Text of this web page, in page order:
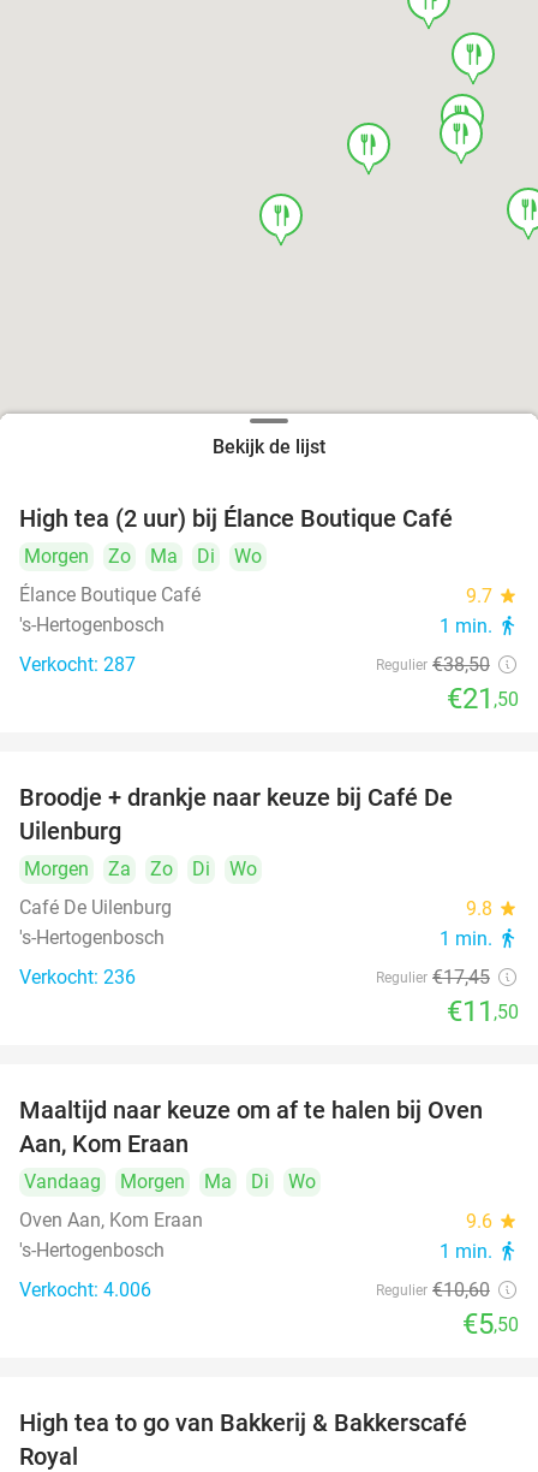
food
food
food
food
food
Bekijk de lijst
High tea (2 uur) bij Élance Boutique Café
Morgen Zo Ma Di
Wo
Élance Boutique Café
9.7 star
's-Hertogenbosch 1 min. directions_walk
Verkocht: 287 Regulier €38,50
€21 ,50
Broodje + drankje naar keuze bij Café De
Uilenburg
Morgen Za Zo Di
Wo
Café De Uilenburg
9.8 star
's-Hertogenbosch 1 min. directions_walk
Verkocht: 236 Regulier €17,45
€11 ,50
48%
Maaltijd naar keuze om af te halen bij Oven
Aan, Kom Eraan
Vandaag Morgen Ma Di
Wo
Oven Aan, Kom Eraan
9.6 star
's-Hertogenbosch 1 min. directions_walk
Verkocht: 4.006 Regulier €10,60
€5,50
40%
High tea to go van Bakkerij & Bakkerscafé
Royal